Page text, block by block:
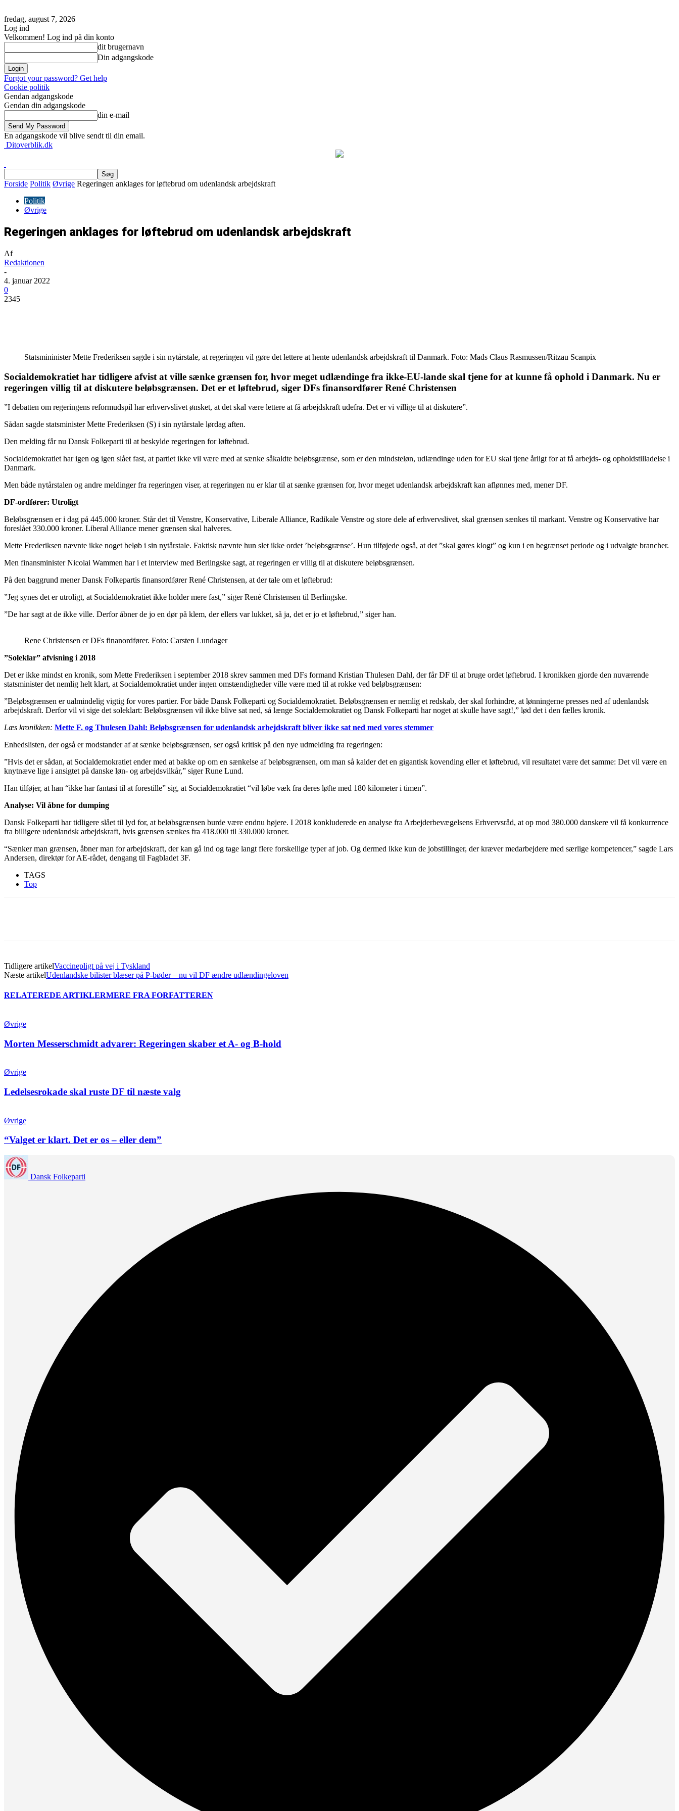
fredag, august 7, 2026
Log ind
Velkommen! Log ind på din konto
dit brugernavn
Din adgangskode
Forgot your password? Get help
Cookie politik
Gendan adgangskode
Gendan din adgangskode
din e-mail
En adgangskode vil blive sendt til din email.
Ditoverblik.dk
Forside Politik Øvrige Regeringen anklages for løftebrud om udenlandsk arbejdskraft
Politik
Øvrige
Regeringen anklages for løftebrud om udenlandsk arbejdskraft
Af
Redaktionen
-
4. januar 2022
0
2345
Statsmininister Mette Frederiksen sagde i sin nytårstale, at regeringen vil gøre det lettere at hente udenlandsk arbejdskraft til Danmark. Foto: Mads Claus Rasmussen/Ritzau Scanpix
Socialdemokratiet har tidligere afvist at ville sænke grænsen for, hvor meget udlændinge fra ikke-EU-lande skal tjene for at kunne få ophold i Danmark. Nu er
regeringen villig til at diskutere beløbsgrænsen. Det er et løftebrud, siger DFs finansordfører René Christensen
”I debatten om regeringens reformudspil har erhvervslivet ønsket, at det skal være lettere at få arbejdskraft udefra. Det er vi villige til at diskutere”.
Sådan sagde statsminister Mette Frederiksen (S) i sin nytårstale lørdag aften.
Den melding får nu Dansk Folkeparti til at beskylde regeringen for løftebrud.
Socialdemokratiet har igen og igen slået fast, at partiet ikke vil være med at sænke såkaldte beløbsgrænse, som er den mindsteløn, udlændinge uden for EU skal tjene årligt for at få arbejds- og opholdstilladelse i
Danmark.
Men både nytårstalen og andre meldinger fra regeringen viser, at regeringen nu er klar til at sænke grænsen for, hvor meget udenlandsk arbejdskraft kan aflønnes med, mener DF.
DF-ordfører: Utroligt
Beløbsgrænsen er i dag på 445.000 kroner. Står det til Venstre, Konservative, Liberale Alliance, Radikale Venstre og store dele af erhvervslivet, skal grænsen sænkes til markant. Venstre og Konservative har
foreslået 330.000 kroner. Liberal Alliance mener grænsen skal halveres.
Mette Frederiksen nævnte ikke noget beløb i sin nytårstale. Faktisk nævnte hun slet ikke ordet ’beløbsgrænse’. Hun tilføjede også, at det ”skal gøres klogt” og kun i en begrænset periode og i udvalgte brancher.
Men finansminister Nicolai Wammen har i et interview med Berlingske sagt, at regeringen er villig til at diskutere beløbsgrænsen.
På den baggrund mener Dansk Folkepartis finansordfører René Christensen, at der tale om et løftebrud:
”Jeg synes det er utroligt, at Socialdemokratiet ikke holder mere fast,” siger René Christensen til Berlingske.
”De har sagt at de ikke ville. Derfor åbner de jo en dør på klem, der ellers var lukket, så ja, det er jo et løftebrud,” siger han.
Rene Christensen er DFs finanordfører. Foto: Carsten Lundager
”Soleklar” afvisning i 2018
Det er ikke mindst en kronik, som Mette Frederiksen i september 2018 skrev sammen med DFs formand Kristian Thulesen Dahl, der får DF til at bruge ordet løftebrud. I kronikken gjorde den nuværende
statsminister det nemlig helt klart, at Socialdemokratiet under ingen omstændigheder ville være med til at rokke ved beløbsgrænsen:
”Beløbsgrænsen er ualmindelig vigtig for vores partier. For både Dansk Folkeparti og Socialdemokratiet. Beløbsgrænsen er nemlig et redskab, der skal forhindre, at lønningerne presses ned af udenlandsk
arbejdskraft. Derfor vil vi sige det soleklart: Beløbsgrænsen vil ikke blive sat ned, så længe Socialdemokratiet og Dansk Folkeparti har noget at skulle have sagt!,” lød det i den fælles kronik.
Læs kronikken: Mette F. og Thulesen Dahl: Beløbsgrænsen for udenlandsk arbejdskraft bliver ikke sat ned med vores stemmer
Enhedslisten, der også er modstander af at sænke beløbsgrænsen, ser også kritisk på den nye udmelding fra regeringen:
”Hvis det er sådan, at Socialdemokratiet ender med at bakke op om en sænkelse af beløbsgrænsen, om man så kalder det en gigantisk kovending eller et løftebrud, vil resultatet være det samme: Det vil være en
knytnæve lige i ansigtet på danske løn- og arbejdsvilkår,” siger Rune Lund.
Han tilføjer, at han “ikke har fantasi til at forestille” sig, at Socialdemokratiet “vil løbe væk fra deres løfte med 180 kilometer i timen”.
Analyse: Vil åbne for dumping
Dansk Folkeparti har tidligere slået til lyd for, at beløbsgrænsen burde være endnu højere. I 2018 konkluderede en analyse fra Arbejderbevægelsens Erhvervsråd, at op mod 380.000 danskere vil få konkurrence
fra billigere udenlandsk arbejdskraft, hvis grænsen sænkes fra 418.000 til 330.000 kroner.
“Sænker man grænsen, åbner man for arbejdskraft, der kan gå ind og tage langt flere forskellige typer af job. Og dermed ikke kun de jobstillinger, der kræver medarbejdere med særlige kompetencer,” sagde Lars
Andersen, direktør for AE-rådet, dengang til Fagbladet 3F.
TAGS
Top
Tidligere artikelVaccinepligt på vej i Tyskland
Næste artikelUdenlandske bilister blæser på P-bøder – nu vil DF ændre udlændingeloven
RELATEREDE ARTIKLERMERE FRA FORFATTEREN
Øvrige
Morten Messerschmidt advarer: Regeringen skaber et A- og B-hold
Øvrige
Ledelsesrokade skal ruste DF til næste valg
Øvrige
“Valget er klart. Det er os – eller dem”
Dansk Folkeparti